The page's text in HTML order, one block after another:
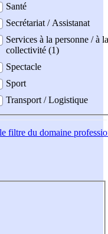
Santé
Secrétariat / Assistanat
Services à la personne / à la
collectivité (1)
Spectacle
Sport
Transport / Logistique
filtre du domaine